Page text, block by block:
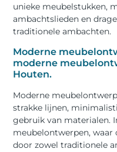
unieke meubelstukken,
ambachtslieden en
traditionele ambachten.
Moderne
moderne
Houten.
Moderne
strakke lijnen,
gebruik van materialen.
meubelontwerpen,
door zowel traditionele